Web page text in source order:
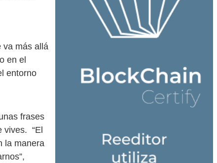
va más allá
en el
entorno
frases
vives. “El
la manera